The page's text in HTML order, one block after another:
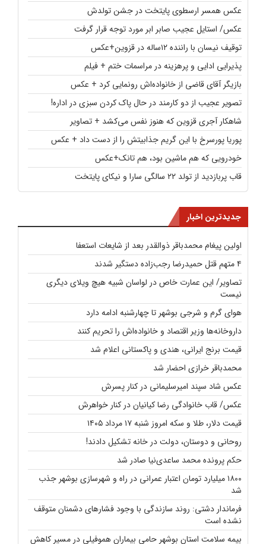
عکس همسر ارسطوی پایتخت در جشن تولدش
عکس/ استایل عجیب صابر ابر مورد توجه قرار گرفت
توقیف نیسان با راننده ۱۲ساله در قزوین+عکس
پذیرایی ادایی و پرهزینه در مراسمات ختم + فیلم
بازیگر آقای قاضی از خانواده‌اش رونمایی کرد + عکس
تصویر عجیب از دو کارمند در حال پاک کردن سبزی در اداره!
شاهکار آجری قزوین که هنوز نفس می‌کشد + تصاویر
پوریا پورسرخ با این گریم جذابیتش را از دست داد + عکس
خودرویی که هم ماشین بود، هم تانک+عکس
قاب پربازدید از تولد ۲۲ سالگی سارا و نیکای پایتخت
جدیدترین اخبار
اولین پیغام محمدباقر ذوالقدر بعد از شایعات استعفا
۴ متهم قتل حمیدرضا رجب‌زاده دستگیر شدند
تصاویر/ این عمارت خاص در لواسان شبیه هیچ ویلای دیگری
نیست
هوای گرم و شرجی بوشهر تا چهارشنبه ادامه دارد
داروخانه‌ها وزیر اقتصاد و خانواده‌اش را تحریم کنند
قیمت برنج ایرانی، هندی و پاکستانی اعلام شد
محمدباقر خرازی احضار شد
عکس شاد سپند امیرسلیمانی در کنار پسرش
عکس/ قاب خانوادگی رضا کیانیان در کنار خواهرش
قیمت دلار، طلا و سکه امروز شنبه ۱۷ مرداد ۱۴۰۵
روحانی و دوستان، دولت در خانه تشکیل دادند!
حکم پرونده محمد ساعدی‌نیا صادر شد
۱۸۰۰ میلیارد تومان اعتبار عمرانی در راه و شهرسازی بوشهر جذب
شد
فرماندار دشتی: روند سازندگی با وجود فشارهای دشمنان متوقف
نشده است
بیمه سلامت استان بوشهر حامی بیماران هموفیلی در مسیر کاهش